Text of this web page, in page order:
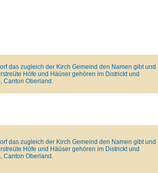
das zugleich der Kirch Gemeind den Namen gibt und
Höfe und Häüser gehören im Districkt und
Canton Oberland.
das zugleich der Kirch Gemeind den Namen gibt und
Höfe und Häüser gehören im Districkt und
Canton Oberland.